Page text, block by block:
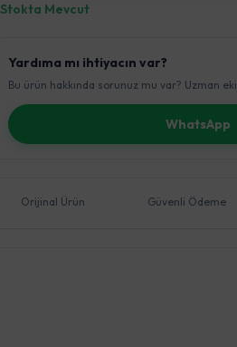
Stokta Mevcut
Yardıma mı ihtiyacın var?
Bu ürün hakkında sorunuz mu var? Uzman
WhatsApp
Orijinal Ürün Güvenli Ödeme